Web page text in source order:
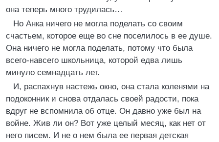
она теперь много трудилась…
Но Анка ничего не могла поделать со своим
счастьем, которое еще во сне поселилось в ее душе.
Она ничего не могла поделать, потому что была
всего-навсего школьница, которой едва лишь
минуло семнадцать лет.
И, распахнув настежь окно, она стала коленями на
подоконник и снова отдалась своей радости, пока
вдруг не вспомнила об отце. Он давно уже был на
войне. Жив ли он? Вот уже целый месяц, как нет от
него писем. И не о нем была ее первая детская